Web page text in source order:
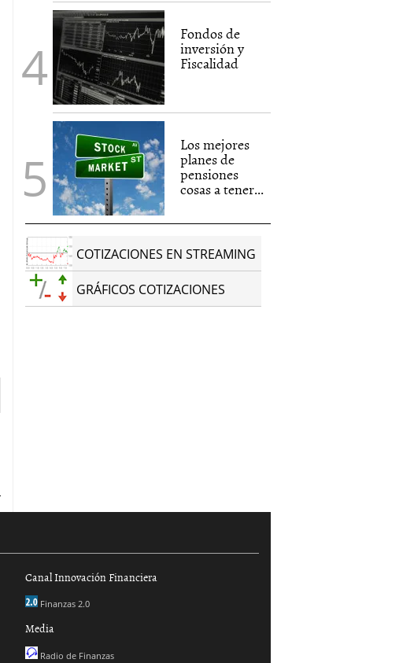
Fondos de
inversión y
Fiscalidad
Los mejores
planes de
pensiones
cosas a tener...
COTIZACIONES EN STREAMING
GRÁFICOS COTIZACIONES
Canal Innovación Financiera
Finanzas 2.0
Media
Radio de Finanzas